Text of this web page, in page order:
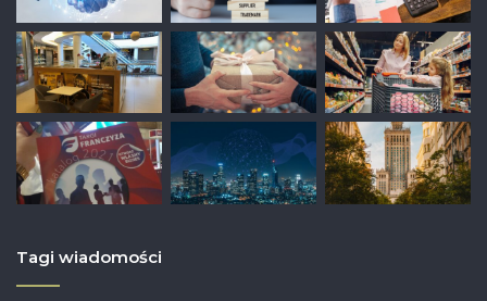
Tagi wiadomości